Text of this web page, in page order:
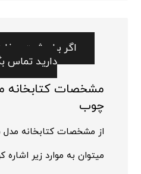
اگر برای ثبت
دارید تماس
مشخصات کتابخانه
چوب
از مشخصات کتابخانه مدل
میتوان به موارد زیر اشاره